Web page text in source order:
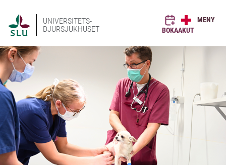
UNIVERSITETS-
DJURSJUKHUSET
BOKAAKUT
MENY